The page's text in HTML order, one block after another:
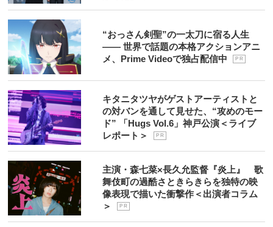
“おっさん剣聖”の一太刀に宿る人生
―― 世界で話題の本格アクションアニ
メ、Prime Videoで独占配信中
P R
キタニタツヤがゲストアーティストと
の対バンを通して見せた、“攻めのモー
ド” 「Hugs Vol.6」神戸公演＜ライブ
レポート＞
P R
主演・森七菜×長久允監督『炎上』 歌
舞伎町の過酷さときらきらを独特の映
像表現で描いた衝撃作＜出演者コラム
＞
P R